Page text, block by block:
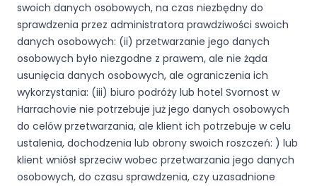
swoich danych osobowych, na czas niezbędny do
sprawdzenia przez administratora prawdziwości swoich
danych osobowych: (ii) przetwarzanie jego danych
osobowych było niezgodne z prawem, ale nie żąda
usunięcia danych osobowych, ale ograniczenia ich
wykorzystania: (iii) biuro podróży lub hotel Svornost w
Harrachovie nie potrzebuje już jego danych osobowych
do celów przetwarzania, ale klient ich potrzebuje w celu
ustalenia, dochodzenia lub obrony swoich roszczeń: ) lub
klient wniósł sprzeciw wobec przetwarzania jego danych
osobowych, do czasu sprawdzenia, czy uzasadnione